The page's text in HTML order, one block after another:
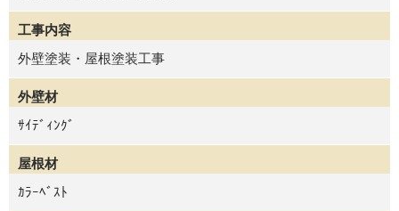
工事内容
外壁塗装・屋根塗装工事
外壁材
ｻｲﾃﾞｨﾝｸﾞ
屋根材
ｶﾗｰﾍﾞｽﾄ